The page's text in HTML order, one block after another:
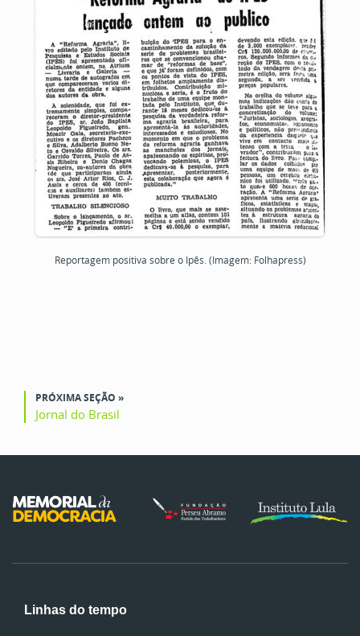
Reportagem positiva sobre o Ipês. (Imagem: Folhapress)
PRÓXIMA SEÇÃO »
Jornal do Brasil
Linhas do tempo